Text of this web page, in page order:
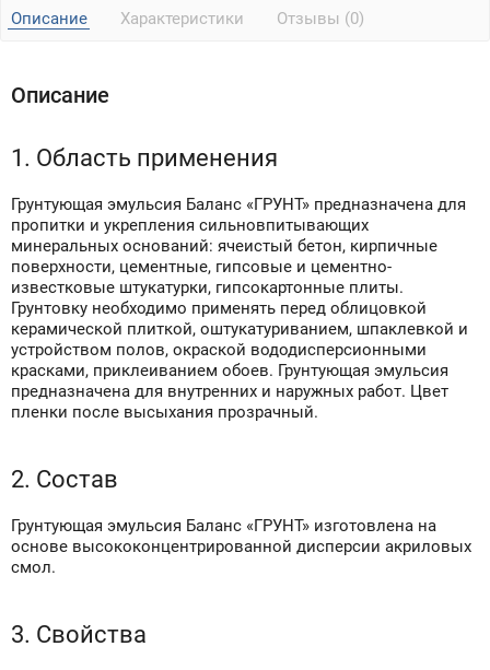
Описание Характеристики Отзывы (0)
Описание
1. Область применения
Грунтующая эмульсия Баланс «ГРУНТ» предназначена для
пропитки и укрепления сильновпитывающих
минеральных оснований: ячеистый бетон, кирпичные
поверхности, цементные, гипсовые и цементно-
известковые штукатурки, гипсокартонные плиты.
Грунтовку необходимо применять перед облицовкой
керамической плиткой, оштукатуриванием, шпаклевкой и
устройством полов, окраской вододисперсионными
красками, приклеиванием обоев. Грунтующая эмульсия
предназначена для внутренних и наружных работ. Цвет
пленки после высыхания прозрачный.
2. Состав
Грунтующая эмульсия Баланс «ГРУНТ» изготовлена на
основе высококонцентрированной дисперсии акриловых
смол.
3. Свойства